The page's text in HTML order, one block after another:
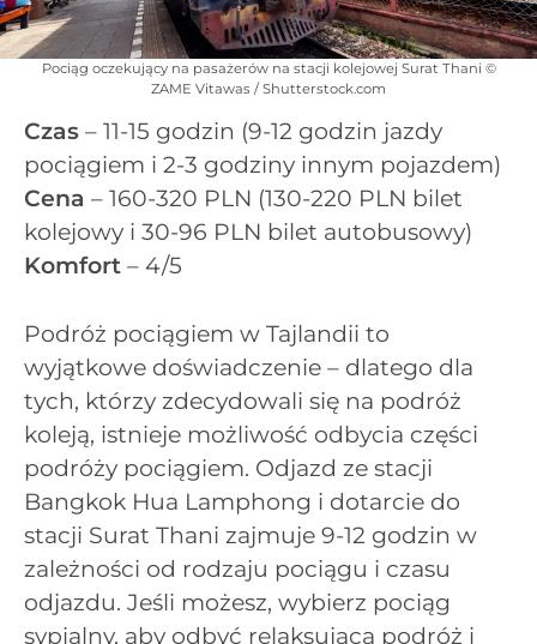
Pociąg oczekujący na pasażerów na stacji kolejowej Surat Thani ©
ZAME Vitawas / Shutterstock.com
Czas – 11-15 godzin (9-12 godzin jazdy
pociągiem i 2-3 godziny innym pojazdem)
Cena – 160-320 PLN (130-220 PLN bilet
kolejowy i 30-96 PLN bilet autobusowy)
Komfort – 4/5
Podróż pociągiem w Tajlandii to
wyjątkowe doświadczenie – dlatego dla
tych, którzy zdecydowali się na podróż
koleją, istnieje możliwość odbycia części
podróży pociągiem. Odjazd ze stacji
Bangkok Hua Lamphong i dotarcie do
stacji Surat Thani zajmuje 9-12 godzin w
zależności od rodzaju pociągu i czasu
odjazdu. Jeśli możesz, wybierz pociąg
sypialny, aby odbyć relaksującą podróż i